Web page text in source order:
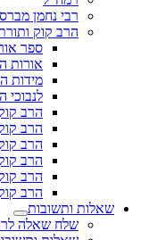
רבי נחמן
הרב קוק
ספר
אורות
מידות
לנבוכי
הרב
הרב
הרב
הרב
הרב
הרב
שאלות ותשובות
שלח שאלה